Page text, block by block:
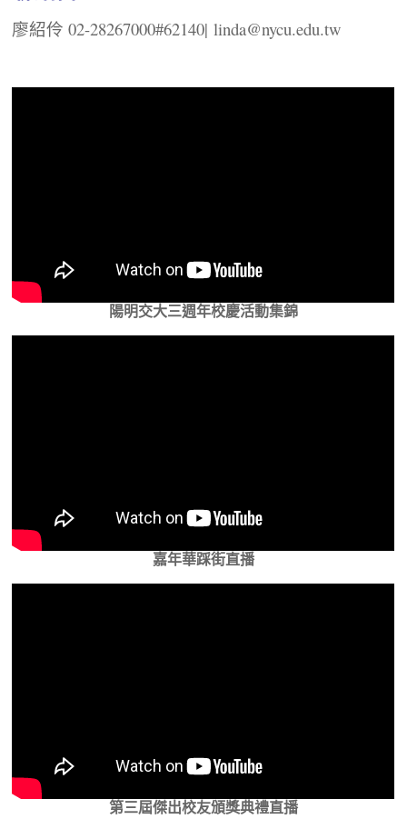
廖紹伶 02-28267000#62140|linda@nycu.edu.tw
陽明交大三週年校慶活動集錦
嘉年華踩街直播
第三屆傑出校友頒獎典禮直播